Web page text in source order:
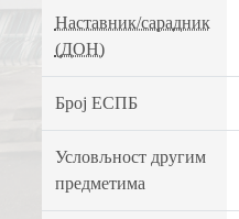
Наставник/сарадник
(ДОН)
Број ЕСПБ
Условљност другим
предметима